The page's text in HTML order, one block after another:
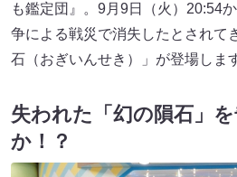
も鑑定団』。9月9日（火）20:54
争による戦災で消失したとされて
石（おぎいんせき）」が登場しま
失われた「幻の隕石」
か！？